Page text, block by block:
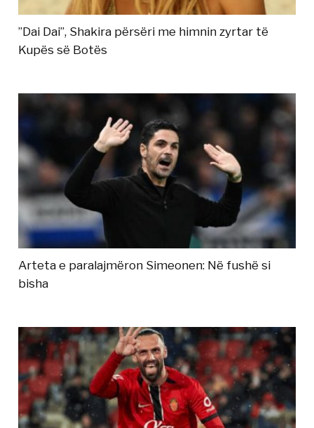
”Dai Dai”, Shakira përsëri me himnin zyrtar të
Kupës së Botës
Arteta e paralajmëron Simeonen: Në fushë si
bisha